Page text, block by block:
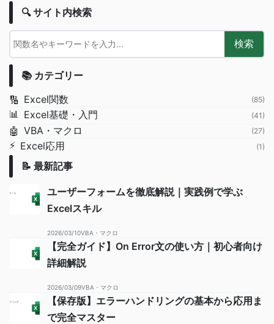
🔍 サイト内検索
検索
📚 カテゴリー
🔢 Excel関数 (85)
📊 Excel基礎・入門 (41)
🤖 VBA・マクロ (27)
⚡ Excel応用 (1)
📝 最新記事
ユーザーフォームを徹底解説｜実践例で学ぶ
Excelスキル
2026/03/10VBA・マクロ
【完全ガイド】On Error文の使い方｜初心者向け
詳細解説
2026/03/09VBA・マクロ
【保存版】エラーハンドリングの基本から応用ま
で完全マスター